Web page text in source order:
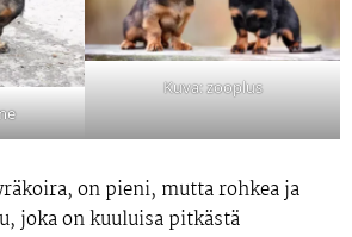
Kuva: zooplus
on pieni, mutta rohkea ja
joka on kuuluisa pitkästä